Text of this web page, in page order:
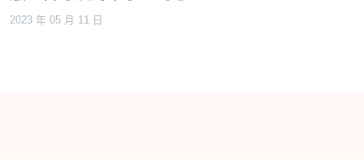
2023 年 05 月 11 日